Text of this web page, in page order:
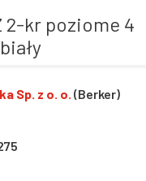
Sp. z o. o. (Berker)